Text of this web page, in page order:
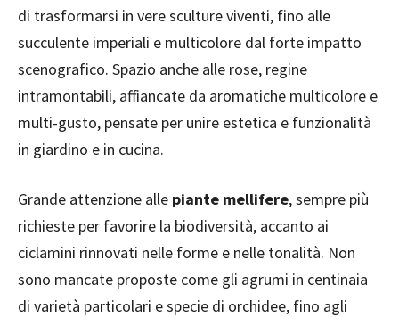
di trasformarsi in vere sculture viventi, fino alle
succulente imperiali e multicolore dal forte impatto
scenografico. Spazio anche alle rose, regine
intramontabili, affiancate da aromatiche multicolore e
multi-gusto, pensate per unire estetica e funzionalità
in giardino e in cucina.
Grande attenzione alle piante mellifere, sempre più
richieste per favorire la biodiversità, accanto ai
ciclamini rinnovati nelle forme e nelle tonalità. Non
sono mancate proposte come gli agrumi in centinaia
di varietà particolari e specie di orchidee, fino agli